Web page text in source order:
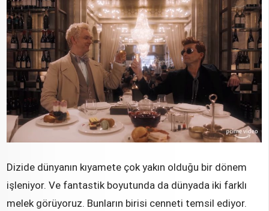
Dizide dünyanın kıyamete çok yakın olduğu bir dönem
işleniyor. Ve fantastik boyutunda da dünyada iki farklı
melek görüyoruz. Bunların birisi cenneti temsil ediyor.